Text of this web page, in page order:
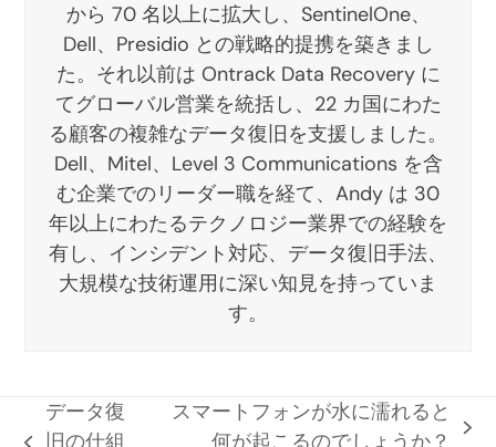
から 70 名以上に拡大し、SentinelOne、
Dell、Presidio との戦略的提携を築きまし
た。それ以前は Ontrack Data Recovery に
てグローバル営業を統括し、22 カ国にわた
る顧客の複雑なデータ復旧を支援しました。
Dell、Mitel、Level 3 Communications を含
む企業でのリーダー職を経て、Andy は 30
年以上にわたるテクノロジー業界での経験を
有し、インシデント対応、データ復旧手法、
大規模な技術運用に深い知見を持っていま
す。
データ復
スマートフォンが水に濡れると